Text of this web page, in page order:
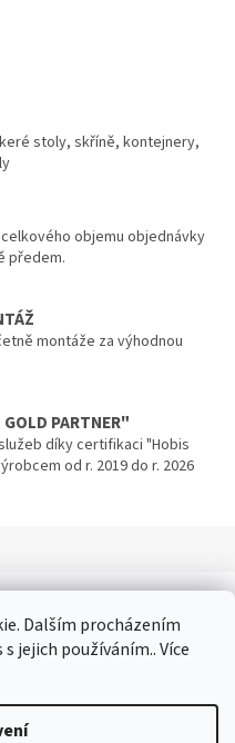
Dalším procházením
jejich používáním.. Více
stoly, skříně, kontejnery,
objemu objednávky
předem.
montáže za výhodnou
PARTNER"
díky certifikaci "Hobis
od r. 2019 do r. 2026